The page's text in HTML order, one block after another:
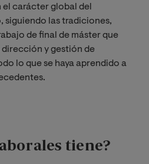
carácter global del
siguiendo las tradiciones,
de final de máster que
y gestión de
lo que se haya aprendido a
tiene?